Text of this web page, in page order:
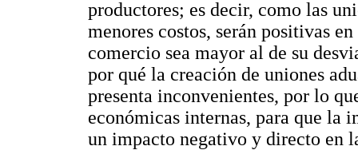
productores; es decir, como las
menores costos, serán positivas
comercio sea mayor al de su
por qué la creación de uniones
presenta inconvenientes, por lo
económicas internas, para que la
un impacto negativo y directo en